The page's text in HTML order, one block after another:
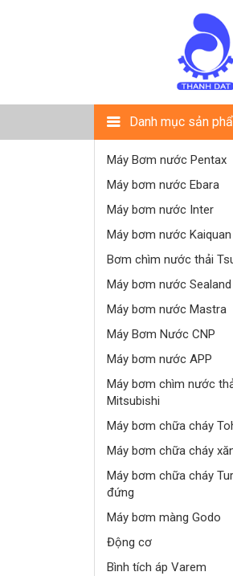
Danh mục sản
Máy Bơm nước Pentax
Máy bơm nước Ebara
Máy bơm nước Inter
Máy bơm nước Kaiquan
Bơm chìm nước thải
Máy bơm nước Sealand
Máy bơm nước Mastra
Máy Bơm Nước CNP
Máy bơm nước APP
Máy bơm chìm nước
Mitsubishi
Máy bơm chữa cháy
Máy bơm chữa cháy
Máy bơm chữa cháy
đứng
Máy bơm màng Godo
Động cơ
Bình tích áp Varem